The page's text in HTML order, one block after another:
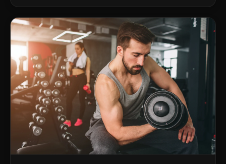
segmentación. CRMConnect sincroniza Mindbody y
HubSpot para la gestión de datos.